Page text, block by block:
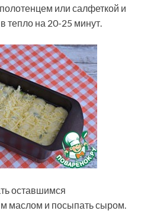
или салфеткой и
тепло на 20-25 минут.
оставшимся
маслом и посыпать сыром.